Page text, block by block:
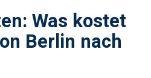
Was kostet
Berlin nach